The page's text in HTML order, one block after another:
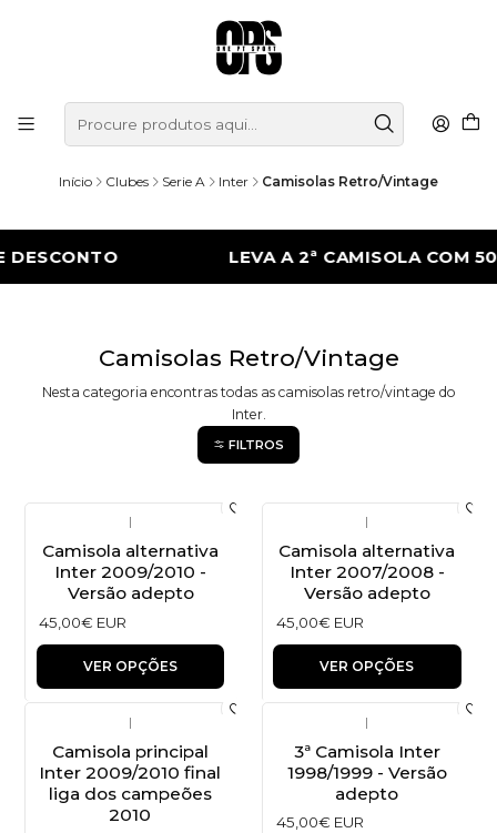
Início Clubes Serie A Inter Camisolas Retro/Vintage
LEVA A 2ª CAMISOLA COM
Camisolas Retro/Vintage
Nesta categoria encontras todas as camisolas retro/vintage do
Inter.
FILTROS
|
Camisola alternativa
Inter 2009/2010 -
Versão adepto
45,00€ EUR
VER OPÇÕES
|
Camisola alternativa
Inter 2007/2008 -
Versão adepto
45,00€ EUR
VER OPÇÕES
|
Camisola principal
Inter 2009/2010 final
liga dos campeões
2010
|
3ª Camisola Inter
1998/1999 - Versão
adepto
45,00€ EUR